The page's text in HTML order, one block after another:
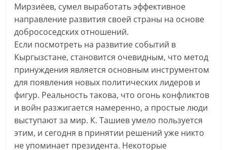
Мирзиёев, сумел выработать эффективное
направление развития своей страны на основе
добрососедских отношений.
Если посмотреть на развитие событий в
Кыргызстане, становится очевидным, что метод
принуждения является основным инструментом
для появления новых политических лидеров и
фигур. Реальность такова, что огонь конфликтов
и войн разжигается намеренно, а простые люди
выступают за мир. К. Ташиев умело пользуется
этим, и сегодня в принятии решений уже никто
не упоминает президента. Некоторые